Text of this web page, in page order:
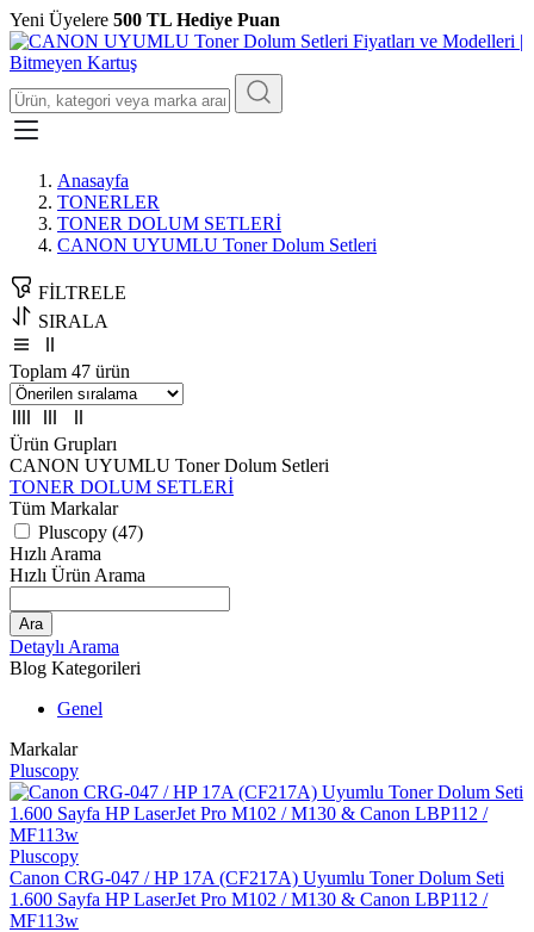
Yeni Üyelere 500 TL Hediye Puan
Anasayfa
TONERLER
TONER DOLUM SETLERİ
CANON UYUMLU Toner Dolum Setleri
FİLTRELE
SIRALA
Toplam 47 ürün
Ürün Grupları
CANON UYUMLU Toner Dolum Setleri
TONER DOLUM SETLERİ
Tüm Markalar
Pluscopy (47)
Hızlı Arama
Hızlı Ürün Arama
Ara
Detaylı Arama
Blog Kategorileri
Genel
Markalar
Pluscopy
Pluscopy
Canon CRG-047 / HP 17A (CF217A) Uyumlu Toner Dolum Seti
1.600 Sayfa HP LaserJet Pro M102 / M130 & Canon LBP112 /
MF113w